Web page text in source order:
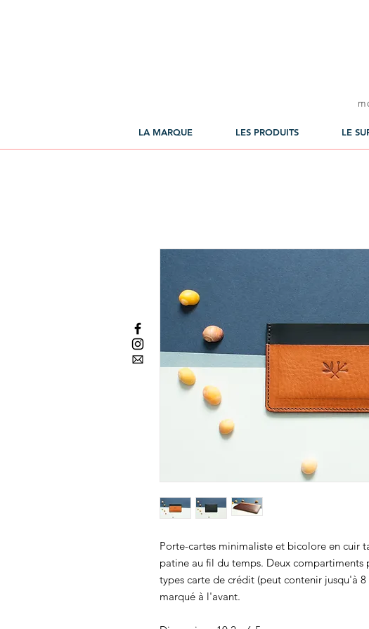
LA MARQUE LES PRODUITS LE
Porte-cartes minimaliste et bicolore en cuir
patine au fil du temps. Deux compartiments
types carte de crédit (peut contenir jusqu'à
marqué à l'avant.